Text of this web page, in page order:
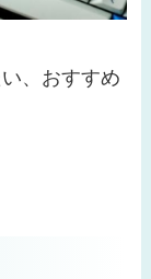
、おすすめ